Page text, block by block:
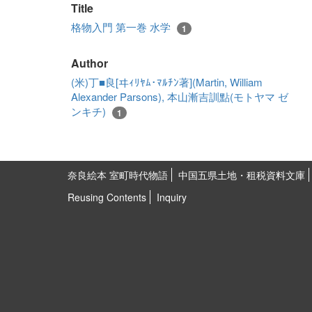
Title
格物入門 第一巻 水学 1
Author
(米)丁■良[ヰｨﾘﾔﾑ･ﾏﾙﾁﾝ著](Martin, William
Alexander Parsons), 本山漸吉訓點(モトヤマ ゼ
ンキチ)
1
奈良絵本 室町時代物語 中国五県土地・租税資料文庫
Reusing Contents
Inquiry